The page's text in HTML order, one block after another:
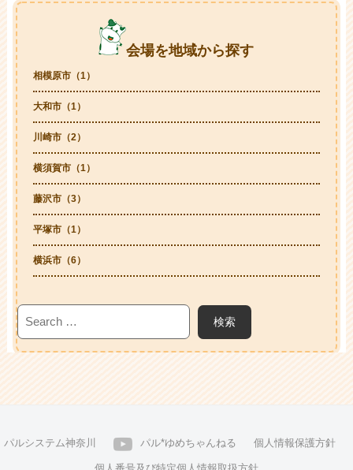
会場を地域から探す
相模原市（1）
大和市（1）
川崎市（2）
横須賀市（1）
藤沢市（3）
平塚市（1）
横浜市（6）
パルシステム神奈川 パル*ゆめちゃんねる 個人情報保護方針